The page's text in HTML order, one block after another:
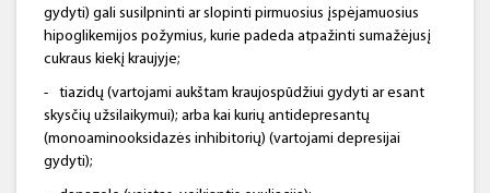
gydyti) gali susilpninti ar slopinti pirmuosius įspėjamuosius
hipoglikemijos požymius, kurie padeda atpažinti sumažėjusį
cukraus kiekį kraujyje;
-
tiazidų (vartojami aukštam kraujospūdžiui gydyti ar esant
skysčių užsilaikymui); arba kai kurių antidepresantų
(monoaminooksidazės inhibitorių) (vartojami depresijai
gydyti);